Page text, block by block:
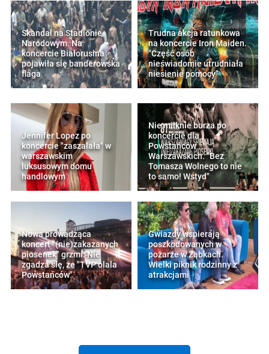
Skandal na Stadionie
Narodowym. Na
koncercie Białorusina
pojawiła się banderowska
flaga
Trudna akcja ratunkowa
na koncercie Iron Maiden.
"Część osób
nieświadomie utrudniała
niesienie pomocy"
Jennifer Lopez po
koncercie "zaszalała" w
warszawskim
luksusowym domu
handlowym
Nie milknie burza po
koncercie dla
Powstańców
Warszawskich. "Bez
Tomasza Wolnego to nie
to samo! Wstyd"
Nowa prowadząca
koncert "(nie)zakazanych
piosenek" grzmi. Nie
zgadza się, że "TVP olala
Powstańców"
Gwiazdy wspierają
poszkodowanych w
pożarze w Ząbkach.
Wielki piknik rodzinny z
atrakcjami